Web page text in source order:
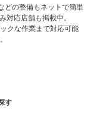
どの整備もネットで簡単
対応店舗も掲載中。
クな作業まで対応可能
す